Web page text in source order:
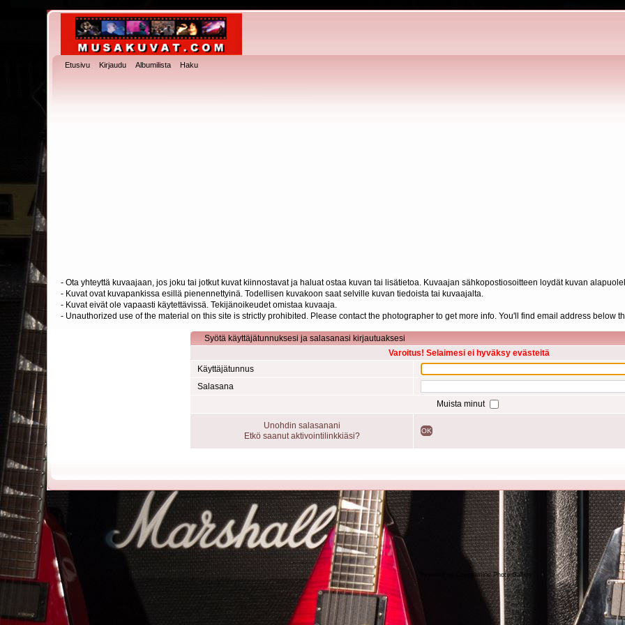
Etusivu Kirjaudu Albumilista Haku
- Ota yhteyttä kuvaajaan, jos joku tai jotkut kuvat kiinnostavat ja haluat ostaa kuvan tai lisätietoa. Kuvaajan sähkopostiosoitteen loydät kuvan
- Kuvat ovat kuvapankissa esillä pienennettyinä. Todellisen kuvakoon saat selville kuvan tiedoista tai kuvaajalta.
- Kuvat eivät ole vapaasti käytettävissä. Tekijänoikeudet omistaa kuvaaja.
- Unauthorized use of the material on this site is strictly prohibited. Please contact the photographer to get more info. You'll find email address below
Syötä käyttäjätunnuksesi ja salasanasi kirjautuaksesi
Varoitus! Selaimesi ei hyväksy evästeitä
Käyttäjätunnus
Salasana
Muista minut
Unohdin salasanani
Etkö saanut aktivointilinkkiäsi?
OK
Coppermine Photo Gallery